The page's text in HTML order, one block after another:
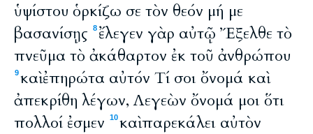
ὑψίστου ὁρκίζω σε τὸν θεόν μή με
βασανίσῃς
8 ἔλεγεν γὰρ αὐτῷ Ἔξελθε τὸ
πνεῦμα τὸ ἀκάθαρτον ἐκ τοῦ ἀνθρώπου
9καὶ ἐπηρώτα αὐτόν Τί σοι ὄνομά καὶ
ἀπεκρίθη λέγων, Λεγεὼν ὄνομά μοι ὅτι
πολλοί ἐσμεν
10καὶ παρεκάλει αὐτὸν